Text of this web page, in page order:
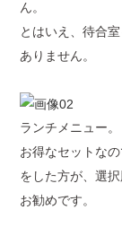
ん。
とはいえ、待合
ありません。
ランチメニュー。
お得なセットな
をした方が、選
お勧めです。